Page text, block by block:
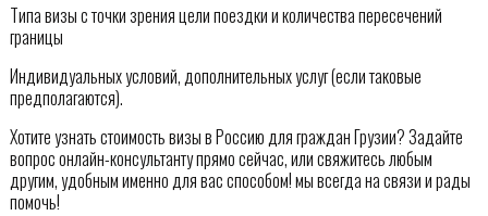
Типа визы с точки зрения цели поездки и количества пересечений
границы
Индивидуальных условий, дополнительных услуг (если таковые
предполагаются).
Хотите узнать стоимость визы в Россию для граждан Грузии? Задайте
вопрос онлайн-консультанту прямо сейчас, или свяжитесь любым
другим, удобным именно для вас способом! мы всегда на связи и рады
помочь!